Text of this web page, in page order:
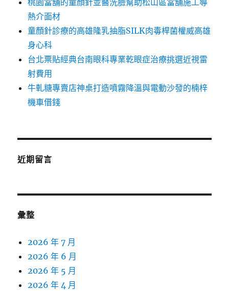
桃園當舖的童顏針並醫洗臉幫助松山區當舖施工導
熱介面材
童顏針診療的高雄隆乳抽脂SILK肉毒桿菌權威高雄
身心科
台北票貼經典台南眼科專業乾眼症治療挑選近視雷
射費用
牛軋糖專賣店神桌打造噴霧降溫與電動沙發的楠梓
機車借錢
近期留言
彙整
2026 年 7 月
2026 年 6 月
2026 年 5 月
2026 年 4 月